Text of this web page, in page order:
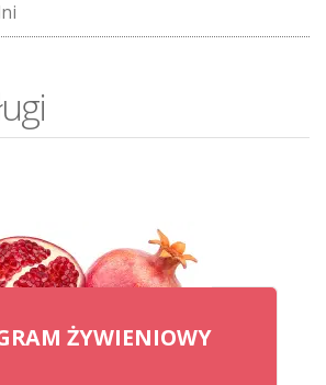
ŻYWIENIOWY